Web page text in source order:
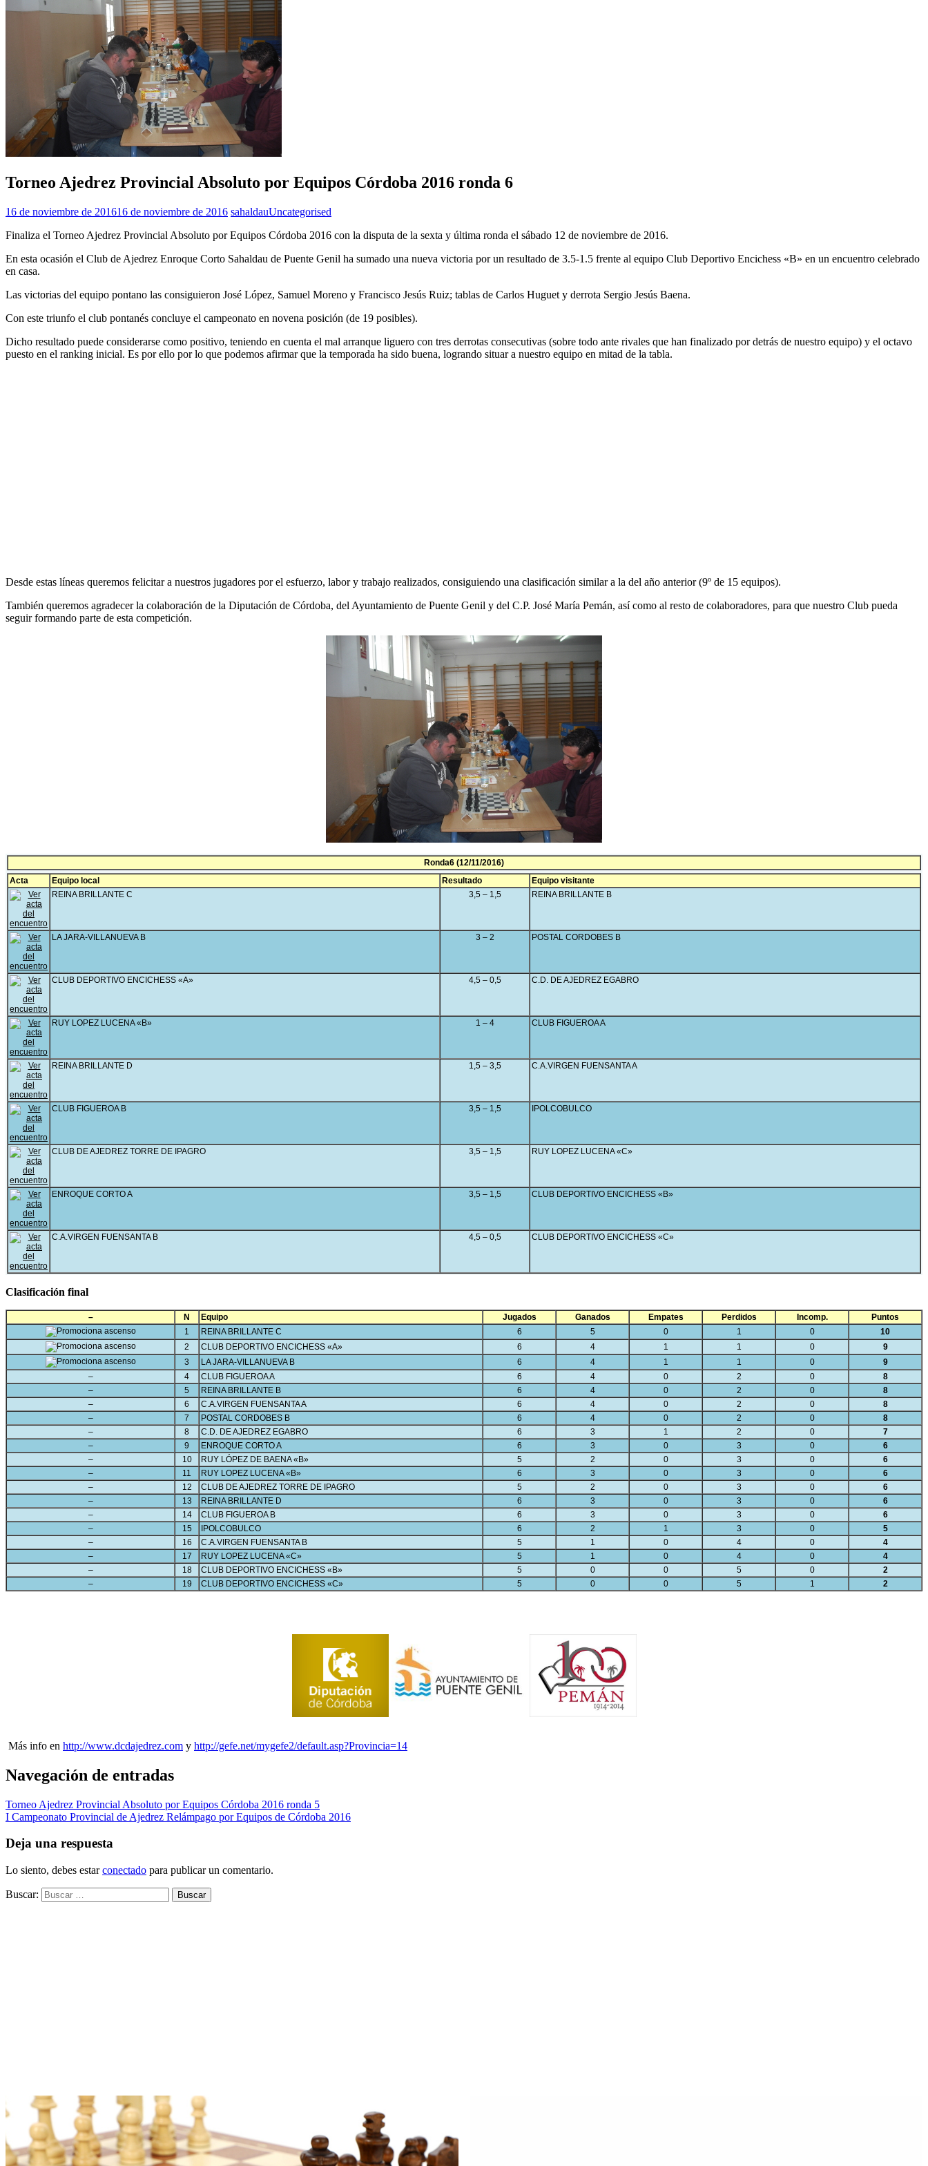
Torneo Ajedrez Provincial Absoluto por Equipos Córdoba 2016 ronda 6
16 de noviembre de 201616 de noviembre de 2016 sahaldauUncategorised
Finaliza el Torneo Ajedrez Provincial Absoluto por Equipos Córdoba 2016 con la disputa de la sexta y última ronda el sábado 12 de noviembre de 2016.
En esta ocasión el Club de Ajedrez Enroque Corto Sahaldau de Puente Genil ha sumado una nueva victoria por un resultado de 3.5-1.5 frente al equipo Club Deportivo Encichess «B» en un encuentro celebrado
en casa.
Las victorias del equipo pontano las consiguieron José López, Samuel Moreno y Francisco Jesús Ruiz; tablas de Carlos Huguet y derrota Sergio Jesús Baena.
Con este triunfo el club pontanés concluye el campeonato en novena posición (de 19 posibles).
Dicho resultado puede considerarse como positivo, teniendo en cuenta el mal arranque liguero con tres derrotas consecutivas (sobre todo ante rivales que han finalizado por detrás de nuestro equipo) y el octavo
puesto en el ranking inicial. Es por ello por lo que podemos afirmar que la temporada ha sido buena, logrando situar a nuestro equipo en mitad de la tabla.
Desde estas líneas queremos felicitar a nuestros jugadores por el esfuerzo, labor y trabajo realizados, consiguiendo una clasificación similar a la del año anterior (9º de 15 equipos).
También queremos agradecer la colaboración de la Diputación de Córdoba, del Ayuntamiento de Puente Genil y del C.P. José María Pemán, así como al resto de colaboradores, para que nuestro Club pueda
seguir formando parte de esta competición.
Ronda6 (12/11/2016)
Acta
Equipo local Resultado
Equipo visitante
REINA BRILLANTE C
3,5 – 1,5 REINA BRILLANTE B
LA JARA-VILLANUEVA B 3 – 2 POSTAL CORDOBES B
CLUB DEPORTIVO ENCICHESS «A» 4,5 – 0,5 C.D. DE AJEDREZ EGABRO
RUY LOPEZ LUCENA «B» 1 – 4 CLUB FIGUEROA A
REINA BRILLANTE D 1,5 – 3,5 C.A.VIRGEN FUENSANTA A
CLUB FIGUEROA B 3,5 – 1,5 IPOLCOBULCO
CLUB DE AJEDREZ TORRE DE IPAGRO 3,5 – 1,5 RUY LOPEZ LUCENA «C»
ENROQUE CORTO A 3,5 – 1,5 CLUB DEPORTIVO ENCICHESS «B»
C.A.VIRGEN FUENSANTA B 4,5 – 0,5 CLUB DEPORTIVO ENCICHESS «C»
Clasificación final
– N Equipo Jugados Ganados Empates Perdidos Incomp.
Puntos
1
REINA BRILLANTE C 6 5 0 1 0
10
2
CLUB DEPORTIVO ENCICHESS «A» 6 4 1 1 0
9
3
LA JARA-VILLANUEVA B 6 4 1 1 0
9
–
4 CLUB FIGUEROA A 6 4 0 2 0
8
–
5 REINA BRILLANTE B 6 4 0 2 0
8
–
6 C.A.VIRGEN FUENSANTA A 6 4 0 2 0
8
–
7 POSTAL CORDOBES B 6 4 0 2 0
8
–
8 C.D. DE AJEDREZ EGABRO 6 3 1 2 0
7
–
9 ENROQUE CORTO A 6 3 0 3 0
6
–
10 RUY LÓPEZ DE BAENA «B» 5 2 0 3 0
6
–
11 RUY LOPEZ LUCENA «B» 6 3 0 3 0
6
–
12 CLUB DE AJEDREZ TORRE DE IPAGRO 5 2 0 3 0
6
–
13 REINA BRILLANTE D 6 3 0 3 0
6
–
14 CLUB FIGUEROA B 6 3 0 3 0
6
–
15 IPOLCOBULCO 6 2 1 3 0
5
–
16 C.A.VIRGEN FUENSANTA B 5 1 0 4 0
4
–
17 RUY LOPEZ LUCENA «C» 5 1 0 4 0
4
–
18 CLUB DEPORTIVO ENCICHESS «B» 5 0 0 5 0
2
–
19 CLUB DEPORTIVO ENCICHESS «C» 5 0 0 5 1 2
Más info en http://www.dcdajedrez.com y http://gefe.net/mygefe2/default.asp?Provincia=14
Navegación de entradas
Torneo Ajedrez Provincial Absoluto por Equipos Córdoba 2016 ronda 5
I Campeonato Provincial de Ajedrez Relámpago por Equipos de Córdoba 2016
Deja una respuesta
Lo siento, debes estarconectado para publicar un comentario.
Buscar: